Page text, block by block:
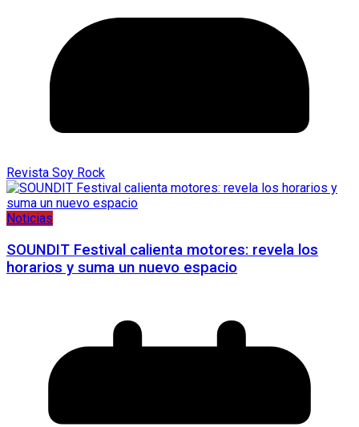
Revista Soy Rock
Noticias
SOUNDIT Festival calienta motores: revela los
horarios y suma un nuevo espacio